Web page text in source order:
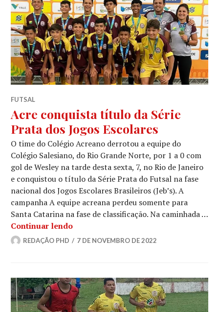
FUTSAL
Acre conquista título da Série
Prata dos Jogos Escolares
O time do Colégio Acreano derrotou a equipe do
Colégio Salesiano, do Rio Grande Norte, por 1 a 0 com
gol de Wesley na tarde desta sexta, 7, no Rio de Janeiro
e conquistou o título da Série Prata do Futsal na fase
nacional dos Jogos Escolares Brasileiros (Jeb’s). A
campanha A equipe acreana perdeu somente para
Santa Catarina na fase de classificação. Na caminhada …
Continuar lendo
REDAÇÃO PHD 7 DE NOVEMBRO DE 2022